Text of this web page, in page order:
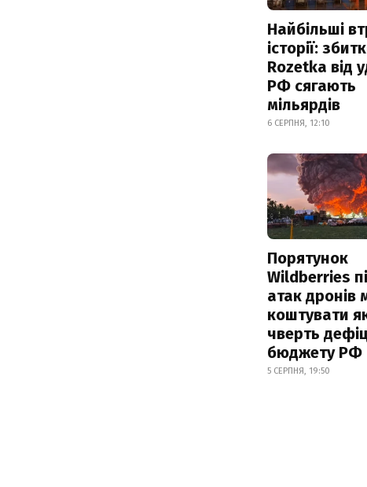
Найбільші
історії:
Rozetka від
РФ сягають
мільярдів
6 СЕРПНЯ, 12:10
Порятунок
Wildberries
атак дронів
коштувати
чверть
бюджету РФ
5 СЕРПНЯ, 19:50